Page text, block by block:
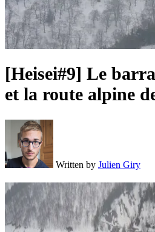
[Heisei#9] Le
et la route alpine
Written by Julien Giry